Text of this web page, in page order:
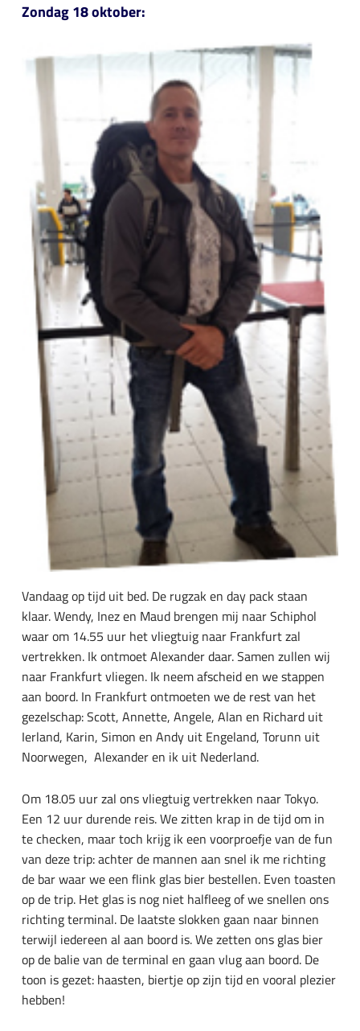
Zondag 18 oktober:
Vandaag op tijd uit bed. De rugzak en day pack staan
klaar. Wendy, Inez en Maud brengen mij naar Schiphol
waar om 14.55 uur het vliegtuig naar Frankfurt zal
vertrekken. Ik ontmoet Alexander daar. Samen zullen wij
naar Frankfurt vliegen. Ik neem afscheid en we stappen
aan boord. In Frankfurt ontmoeten we de rest van het
gezelschap: Scott, Annette, Angele, Alan en Richard uit
Ierland, Karin, Simon en Andy uit Engeland, Torunn uit
Noorwegen, Alexander en ik uit Nederland.
Om 18.05 uur zal ons vliegtuig vertrekken naar Tokyo.
Een 12 uur durende reis. We zitten krap in de tijd om in
te checken, maar toch krijg ik een voorproefje van de fun
van deze trip: achter de mannen aan snel ik me richting
de bar waar we een flink glas bier bestellen. Even toasten
op de trip. Het glas is nog niet halfleeg of we snellen ons
richting terminal. De laatste slokken gaan naar binnen
terwijl iedereen al aan boord is. We zetten ons glas bier
op de balie van de terminal en gaan vlug aan boord. De
toon is gezet: haasten, biertje op zijn tijd en vooral plezier
hebben!